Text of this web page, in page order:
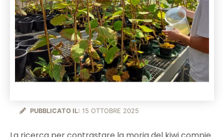
PUBBLICATO IL: 15 OTTOBRE 2025